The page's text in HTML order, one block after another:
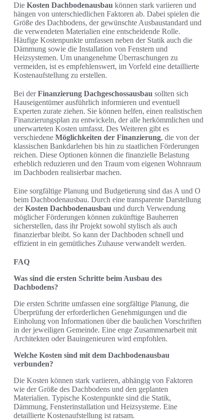
Die Kosten Dachbodenausbau können stark variieren und
hängen von unterschiedlichen Faktoren ab. Dabei spielen die
Größe des Dachbodens, der gewünschte Ausbaustandard und
die verwendeten Materialien eine entscheidende Rolle.
Häufige Kostenpunkte umfassen neben der Statik auch die
Dämmung sowie die Installation von Fenstern und
Heizsystemen. Um unangenehme Überraschungen zu
vermeiden, ist es empfehlenswert, im Vorfeld eine detaillierte
Kostenaufstellung zu erstellen.
Bei derFinanzierung Dachgeschossausbau sollten sich
Hauseigentümer ausführlich informieren und eventuell
Experten zurate ziehen. Sie können helfen, einen realistischen
Finanzierungsplan zu entwickeln, der alle herkömmlichen und
unerwarteten Kosten umfasst. Des Weiteren gibt es
verschiedene Möglichkeiten der Finanzierung, die von der
klassischen Bankdarlehen bis hin zu staatlichen Förderungen
reichen. Diese Optionen können die finanzielle Belastung
erheblich reduzieren und den Traum vom eigenen Wohnraum
im Dachboden realisierbar machen.
Eine sorgfältige Planung und Budgetierung sind das A und O
beim Dachbodenausbau. Durch eine transparente Darstellung
derKosten Dachbodenausbau und durch Verwendung
möglicher Förderungen können zukünftige Bauherren
sicherstellen, dass ihr Projekt sowohl stylisch als auch
finanzierbar bleibt. So kann der Dachboden schnell und
effizient in ein gemütliches Zuhause verwandelt werden.
FAQ
Was sind die ersten Schritte beim Ausbau des
Dachbodens?
Die ersten Schritte umfassen eine sorgfältige Planung, die
Überprüfung der erforderlichen Genehmigungen und die
Einholung von Informationen über die baulichen Vorschriften
in der jeweiligen Gemeinde. Eine enge Zusammenarbeit mit
Architekten oder Bauingenieuren wird empfohlen.
Welche Kosten sind mit dem Dachbodenausbau
verbunden?
Die Kosten können stark variieren, abhängig von Faktoren
wie der Größe des Dachbodens und den geplanten
Materialien. Typische Kostenpunkte sind die Statik,
Dämmung, Fensterinstallation und Heizsysteme. Eine
detaillierte Kostenaufstellung ist ratsam.